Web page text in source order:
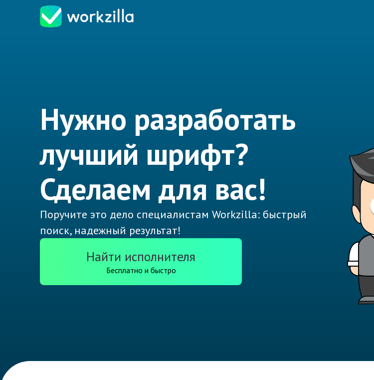
Нужно разработать
лучший шрифт?
Сделаем для вас!
Поручите это дело специалистам Workzilla: быстрый
поиск, надежный результат!
Найти исполнителя
Бесплатно и быстро